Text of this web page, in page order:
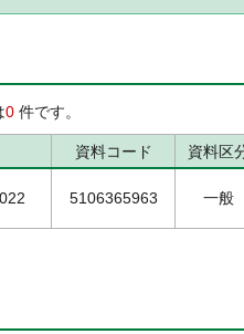
0 件です。
資料コード 資料区
5106365963 一般